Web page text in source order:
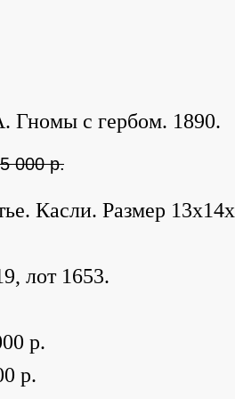
Гномы с гербом. 1890.
000 р.
Касли. Размер
лот 1653.
р.
р.